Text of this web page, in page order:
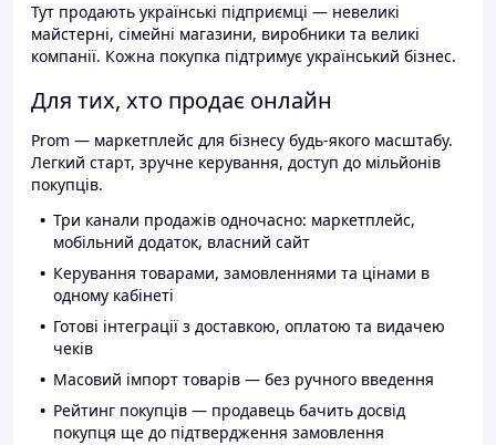
Тут продають українські підприємці — невеликі
майстерні, сімейні магазини, виробники та великі
компанії. Кожна покупка підтримує український бізнес.
Для тих, хто продає онлайн
Prom — маркетплейс для бізнесу будь-якого масштабу.
Легкий старт, зручне керування, доступ до мільйонів
покупців.
Три канали продажів одночасно: маркетплейс,
мобільний додаток, власний сайт
Керування товарами, замовленнями та цінами в
одному кабінеті
Готові інтеграції з доставкою, оплатою та видачею
чеків
Масовий імпорт товарів — без ручного введення
Рейтинг покупців — продавець бачить досвід
покупця ще до підтвердження замовлення